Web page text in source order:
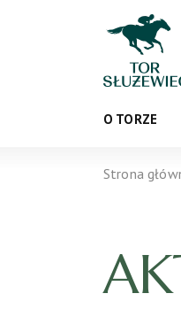
O TORZE
Strona